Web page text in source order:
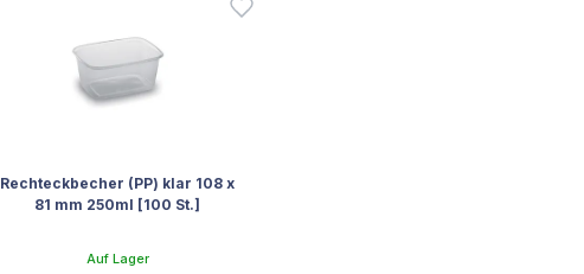
Rechteckbecher (PP) klar 108 x
81 mm 250ml [100 St.]
Auf Lager